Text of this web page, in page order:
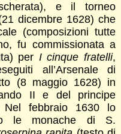
e il torneo
dicembre 1628) che
(composizioni tutte
fu commissionata a
per I cinque fratelli,
all’Arsenale di
(8 maggio 1628) in
II e del principe
Nel febbraio 1630 lo
le monache di S.